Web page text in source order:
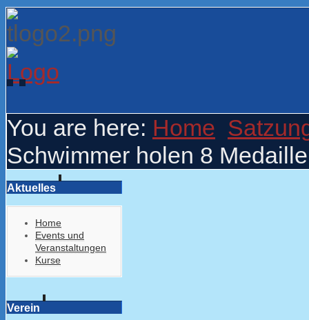
You are here: Home
Schwimmer holen 8
Aktuelles
Home
Events und
Veranstaltungen
Kurse
Verein